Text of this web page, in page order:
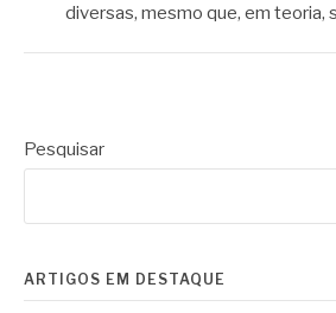
diversas, mesmo que, em teoria,
Pesquisar
ARTIGOS EM DESTAQUE